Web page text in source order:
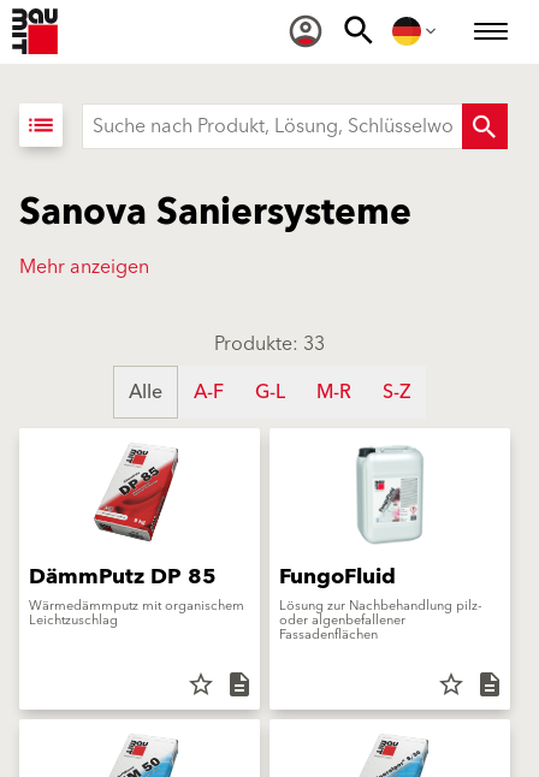
list
Sanova Saniersysteme
Mehr anzeigen
Produkte: 33
Alle
A-F G-L M-R S-Z
DämmPutz DP 85
Wärmedämmputz mit organischem
Leichtzuschlag
star_border description
FungoFluid
Lösung zur Nachbehandlung pilz-
oder algenbefallener
Fassadenflächen
star_border description